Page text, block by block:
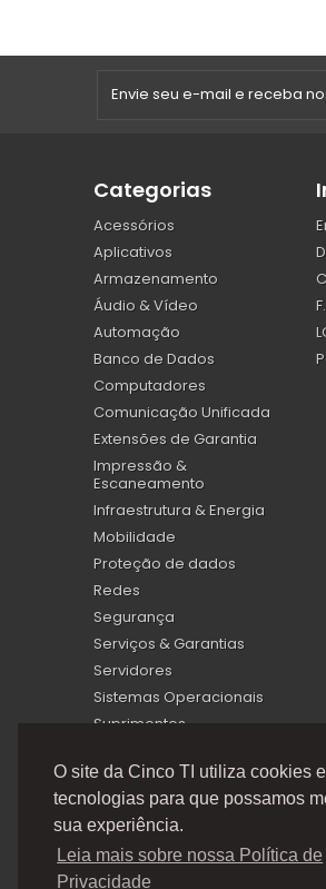
O site da Cinco TI utiliza cookies
tecnologias para que possamos
sua experiência.
Leia mais sobre nossa Política de
Privacidade
Categorias
Acessórios
Aplicativos
Armazenamento
Áudio & Vídeo
Automação
Banco de Dados
Computadores
Comunicação Unificada
Extensões de Garantia
Impressão &
Escaneamento
Infraestrutura & Energia
Mobilidade
Proteção de dados
Redes
Segurança
Serviços & Garantias
Servidores
Sistemas Operacionais
Suprimentos